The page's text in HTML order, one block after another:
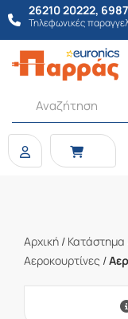
26210 20222,
Τηλεφωνικές
Αρχική / Κατάστημα
Αεροκουρτίνες /